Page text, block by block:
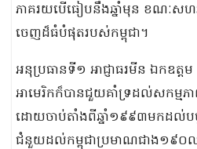
ភាគរយបើធៀបនឹងឆ្នាំមុន ខណៈសហរ
ចេញដ៏ធំបំផុតរបស់កម្ពុជា។
អនុប្រធានទី១ អាជ្ញាធរមីន ឯកឧត្ត
អាមេរិកក៏បានជួយគាំទ្រដល់សកម្ម
ដោយចាប់តាំងពីឆ្នាំ១៩៩៣មកដល់បច្ចុ
ជំនួយដល់កម្ពុជាប្រមាណជាង១៩០ល